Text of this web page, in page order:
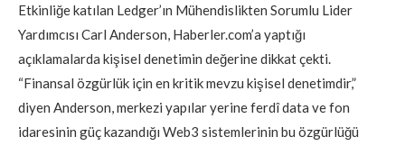
Etkinliğe katılan Ledger’ın Mühendislikten Sorumlu Lider
Yardımcısı Carl Anderson, Haberler.com’a yaptığı
açıklamalarda kişisel denetimin değerine dikkat çekti.
“Finansal özgürlük için en kritik mevzu kişisel denetimdir,”
diyen Anderson, merkezi yapılar yerine ferdî data ve fon
idaresinin güç kazandığı Web3 sistemlerinin bu özgürlüğü